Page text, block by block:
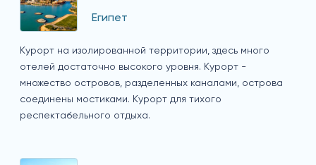
Египет
Курорт на изолированной территории, здесь много
отелей достаточно высокого уровня. Курорт -
множество островов, разделенных каналами, острова
соединены мостиками. Курорт для тихого
респектабельного отдыха.